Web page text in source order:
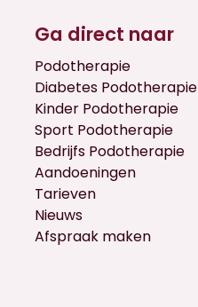
Ga direct naar
Podotherapie
Diabetes Podotherapie
Kinder Podotherapie
Sport Podotherapie
Bedrijfs Podotherapie
Aandoeningen
Tarieven
Nieuws
Afspraak maken